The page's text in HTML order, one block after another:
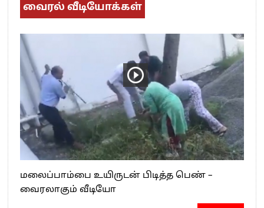
வைரல் வீடியோக்கள்
மலைப்பாம்பை உயிருடன் பிடித்த பெண் –
வைரலாகும் வீடியோ